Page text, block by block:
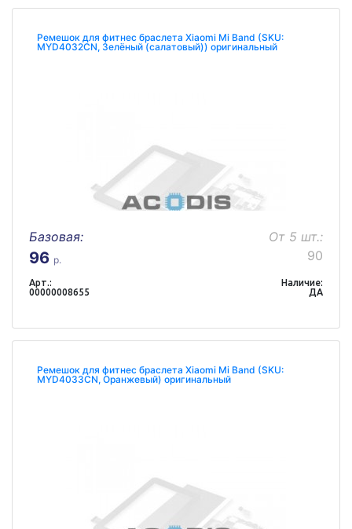
Ремешок для фитнес браслета Xiaomi Mi Band (SKU:
MYD4032CN, Зелёный (салатовый)) оригинальный
Базовая:
96 р.
От 5 шт.:
90
Арт.:
00000008655
Наличие:
ДА
Ремешок для фитнес браслета Xiaomi Mi Band (SKU:
MYD4033CN, Оранжевый) оригинальный